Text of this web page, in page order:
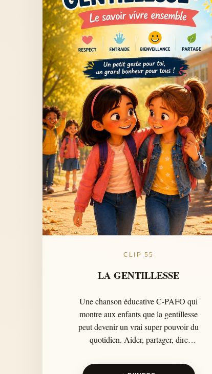
CLIP 55
LA GENTILLESSE
Une chanson éducative C-PAFO qui
montre aux enfants que la gentillesse
peut devenir un vrai super pouvoir du
quotidien. Aider, partager, dire
ou isolé : le clip met en scène des